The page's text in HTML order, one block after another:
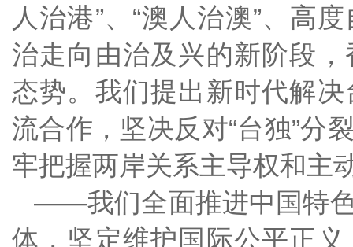
人治港”、“澳人治澳”、高
治走向由治及兴的新阶段
态势。我们提出新时代解
流合作，坚决反对“台独”分
牢把握两岸关系主导权和主
——我们全面推进中国特
体，坚定维护国际公平正